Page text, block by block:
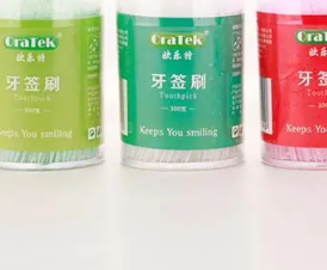
Picknicks oder
einen
Mit ihrer
Großpackung
Sie Ihre
–
zu werden!